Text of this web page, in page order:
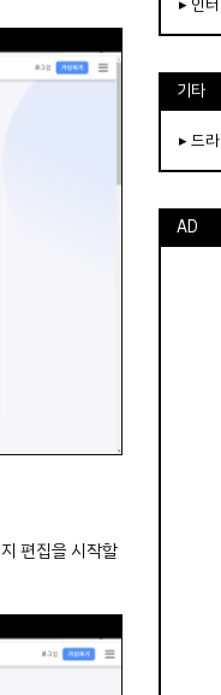
편집을 시작할
기타
▸ 드
AD